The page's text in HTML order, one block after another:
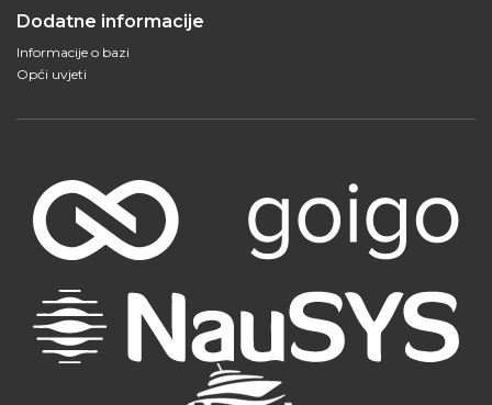
Dodatne informacije
Informacije o bazi
Opći uvjeti